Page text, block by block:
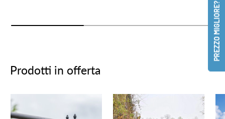
Prodotti in offerta
PREZZO MIGLIORE?